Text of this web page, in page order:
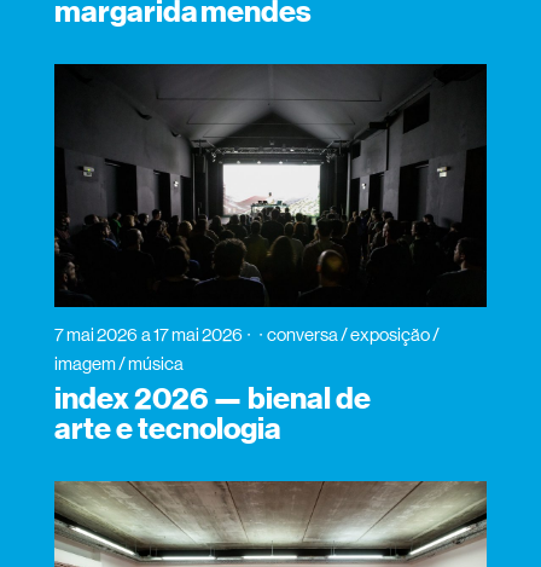
margarida mendes
7 mai 2026 a 17 mai 2026
conversa / exposição /
imagem / música
index 2026 — bienal de
arte e tecnologia